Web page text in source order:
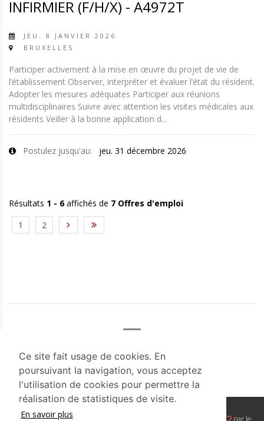
Ce site fait usage de cookies. En
poursuivant la navigation, vous acceptez
l'utilisation de cookies pour permettre la
réalisation de statistiques de visite.
En savoir plus
INFIRMIER (F/H/X) - A4972T
JEU. 8 JANVIER 2026
BRUXELLES
Participer activement à la mise en œuvre du projet de vie de
l’établissement Observer, interpréter et évaluer l’état du résident.
Adopter les mesures adéquates Participer aux réunions
multidisciplinaires Suivre avec attention les visites médicales aux
résidents Veiller à la bonne application d...
Postulez jusqu'au: jeu. 31 décembre 2026
Résultats 1 - 6affichés de 7 Offres d'emploi
1
2
Copyright ©2026 Tous droits réservés | Un site conçu et géré avec par le